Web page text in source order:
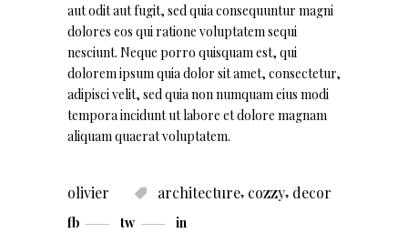
aut odit aut fugit, sed quia consequuntur magni
dolores eos qui ratione voluptatem sequi
nesciunt. Neque porro quisquam est, qui
dolorem ipsum quia dolor sit amet, consectetur,
adipisci velit, sed quia non numquam eius modi
tempora incidunt ut labore et dolore magnam
aliquam quaerat voluptatem.
olivier architecture, cozzy, decor
fb tw in